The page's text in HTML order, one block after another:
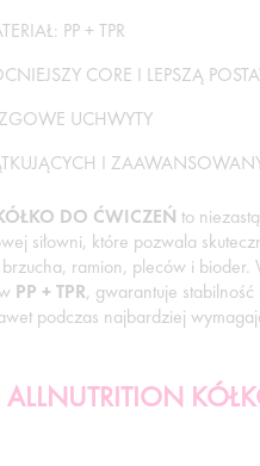
PP + TPR
CORE I LEPSZĄ
UCHWYTY
I
DO ĆWICZEŃ to
siłowni, które pozwala
ramion, pleców i bioder.
PP + TPR, gwarantuje stabilność i
podczas najbardziej